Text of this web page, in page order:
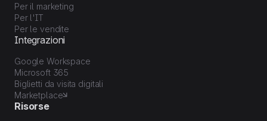
Per il marketing
Per l'IT
Per le vendite
Integrazioni
Google Workspace
Microsoft 365
Biglietti da visita digitali
Marketplace
Risorse